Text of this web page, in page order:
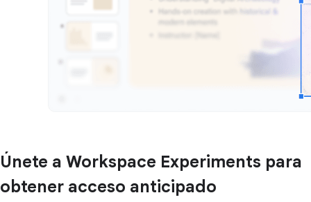
Únete a Workspace Experiments para
obtener acceso anticipado